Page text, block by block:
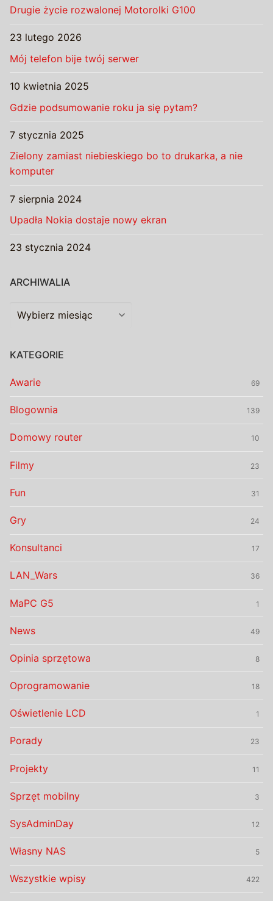
Drugie życie rozwalonej Motorolki G100
23 lutego 2026
Mój telefon bije twój serwer
10 kwietnia 2025
Gdzie podsumowanie roku ja się pytam?
7 stycznia 2025
Zielony zamiast niebieskiego bo to drukarka, a nie
komputer
7 sierpnia 2024
Upadła Nokia dostaje nowy ekran
23 stycznia 2024
ARCHIWALIA
Archiwalia
KATEGORIE
Awarie 69
Blogownia 139
Domowy router 10
Filmy 23
Fun 31
Gry 24
Konsultanci 17
LAN_Wars 36
MaPC G5 1
News 49
Opinia sprzętowa 8
Oprogramowanie 18
Oświetlenie LCD 1
Porady 23
Projekty 11
Sprzęt mobilny 3
SysAdminDay 12
Własny NAS 5
Wszystkie wpisy 422